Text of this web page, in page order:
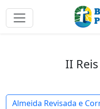
II Reis
Almeida Revisada e